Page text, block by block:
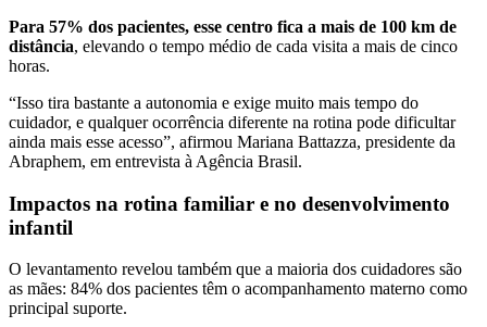
Para 57% dos pacientes, esse centro fica a mais de 100 km de
distância, elevando o tempo médio de cada visita a mais de cinco
horas.
“Isso tira bastante a autonomia e exige muito mais tempo do
cuidador, e qualquer ocorrência diferente na rotina pode dificultar
ainda mais esse acesso”, afirmou Mariana Battazza, presidente da
Abraphem, em entrevista à Agência Brasil.
Impactos na rotina familiar e no desenvolvimento
infantil
O levantamento revelou também que a maioria dos cuidadores são
as mães: 84% dos pacientes têm o acompanhamento materno como
principal suporte.